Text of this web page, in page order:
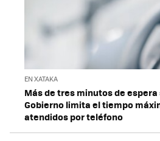
EN XATAKA
Más de tres minutos de
Gobierno limita el tiempo
atendidos por teléfono